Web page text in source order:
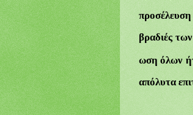
βραδιές των
ωση όλων
απόλυτα